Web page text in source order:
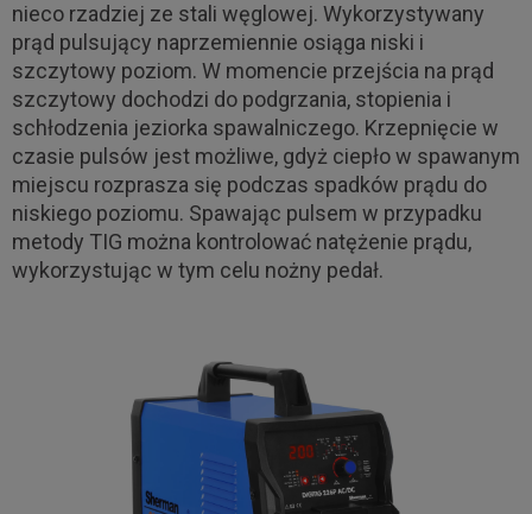
nieco rzadziej ze stali węglowej. Wykorzystywany
prąd pulsujący naprzemiennie osiąga niski i
szczytowy poziom. W momencie przejścia na prąd
szczytowy dochodzi do podgrzania, stopienia i
schłodzenia jeziorka spawalniczego. Krzepnięcie w
czasie pulsów jest możliwe, gdyż ciepło w spawanym
miejscu rozprasza się podczas spadków prądu do
niskiego poziomu. Spawając pulsem w przypadku
metody TIG można kontrolować natężenie prądu,
wykorzystując w tym celu nożny pedał.